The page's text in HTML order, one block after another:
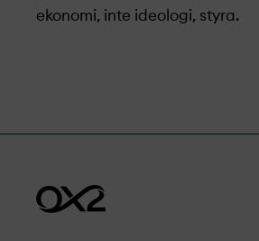
ekonomi, inte ideologi, styra.